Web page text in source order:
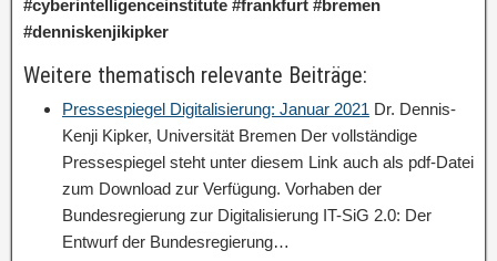
#cyberintelligenceinstitute #frankfurt #bremen
#denniskenjikipker
Weitere thematisch relevante Beiträge:
Pressespiegel Digitalisierung: Januar 2021 Dr. Dennis-
Kenji Kipker, Universität Bremen Der vollständige
Pressespiegel steht unter diesem Link auch als pdf-Datei
zum Download zur Verfügung. Vorhaben der
Bundesregierung zur Digitalisierung IT-SiG 2.0: Der
Entwurf der Bundesregierung…